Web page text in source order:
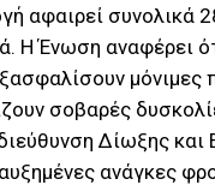
αφαιρεί συνολικά
Η Ένωση αναφέρει
μόνιμες
σοβαρές
Δίωξης και
ανάγκες